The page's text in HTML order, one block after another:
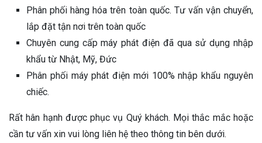
Phân phối hàng hóa trên toàn quốc. Tư vấn vận chuyển,
lắp đặt tận nơi trên toàn quốc
Chuyên cung cấp máy phát điện đã qua sử dụng nhập
khẩu từ Nhật, Mỹ, Đức
Phân phối máy phát điện mới 100% nhập khẩu nguyên
chiếc.
Rất hân hạnh được phục vụ Quý khách. Mọi thắc mắc hoặc
cần tư vấn xin vui lòng liên hệ theo thông tin bên dưới.